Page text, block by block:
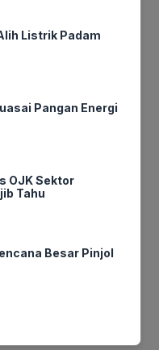
Perlindungan
Almadinah Peraih
Listrik Padam
Pangan Energi
OJK Sektor
Tahu
Besar Pinjol